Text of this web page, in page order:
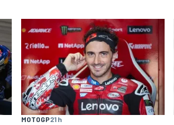
MOTOGP21 h